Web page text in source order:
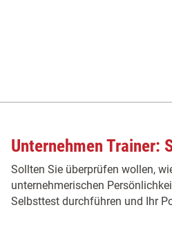
Unternehmen Trainer:
Sollten Sie überprüfen wollen,
unternehmerischen
Selbsttest durchführen und Ihr